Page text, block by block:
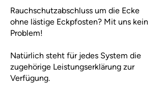
Rauchschutzabschluss um die Ecke
ohne lästige Eckpfosten? Mit uns kein
Problem!
Natürlich steht für jedes System die
zugehörige Leistungserklärung zur
Verfügung.